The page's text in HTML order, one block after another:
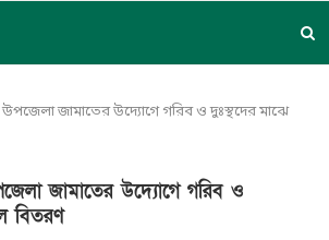
জামাতের উদ্যোগে গরিব ও দুঃস্থদের মাঝে
জামাতের উদ্যোগে গরিব ও
বিতরণ